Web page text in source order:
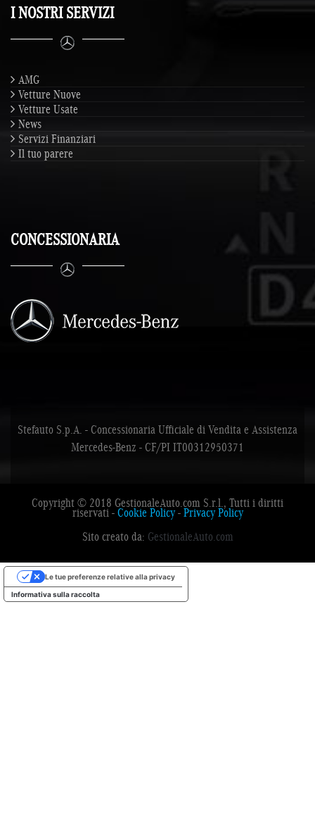
I NOSTRI SERVIZI
AMG
Vetture Nuove
Vetture Usate
News
Servizi Finanziari
Il tuo parere
CONCESSIONARIA
Stefauto S.p.A. - Concessionaria Ufficiale di Vendita e Assistenza
Mercedes-Benz - CF/PI IT00312950371
Copyright © 2018 GestionaleAuto.com S.r.l., Tutti i diritti
riservati -Cookie Policy-Privacy Policy
Sito creato da: GestionaleAuto.com
Informativa sulla raccolta
Le tue preferenze relative alla privacy